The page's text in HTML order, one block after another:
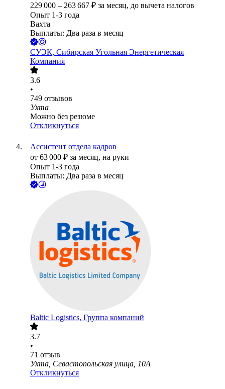
229 000 – 263 667 ₽ за месяц, до вычета налогов
Опыт 1-3 года
Вахта
Выплаты: Два раза в месяц
СУЭК, Сибирская Угольная Энергетическая
Компания
3.6
•
749 отзывов
Ухта
Можно без резюме
Откликнуться
Ассистент отдела кадров
от 63 000 ₽ за месяц, на руки
Опыт 1-3 года
Выплаты: Два раза в месяц
Baltic Logistics, Группа компаний
3.7
•
71 отзыв
Ухта, Севастопольская улица, 10А
Откликнуться